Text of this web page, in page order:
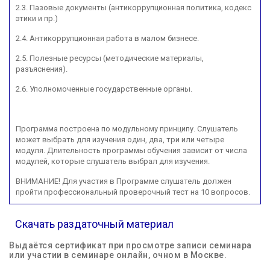
2.3. Пазовые документы (антикоррупционная политика, кодекс
этики и пр.)
2.4. Антикоррупционная работа в малом бизнесе.
2.5. Полезные ресурсы (методические материалы,
разъяснения).
2.6. Уполномоченные государственные органы.
Программа построена по модульному принципу. Слушатель
может выбрать для изучения один, два, три или четыре
модуля. Длительность программы обучения зависит от числа
модулей, которые слушатель выбрал для изучения.
ВНИМАНИЕ! Для участия в Программе слушатель должен
пройти профессиональный проверочный тест на 10 вопросов.
Скачать раздаточный материал
Выдаётся сертификат при просмотре записи семинара
или участии в семинаре онлайн, очном в Москве.